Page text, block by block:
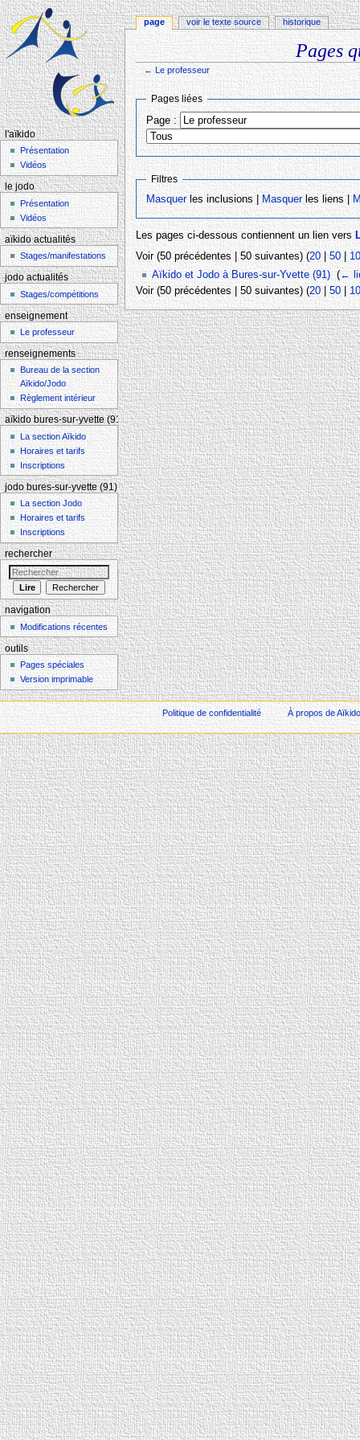
Pages
← Le professeur
Aller à : navigation , rechercher
Pages liées
Page :
Filtres
Masquerles inclusions | Masquerles liens |
Les pages ci-dessous contiennent un lien vers
Voir (50 précédentes | 50 suivantes) (20|50|
Aïkido et Jodo à Bures-sur-Yvette (91)‎ (←
Voir (50 précédentes | 50 suivantes) (20| 50|
page voir le texte source historique
l'aïkido
Présentation
Vidéos
le jodo
Présentation
Vidéos
aïkido actualités
Stages/manifestations
jodo actualités
Stages/compétitions
enseignement
Le professeur
renseignements
Bureau de la section
Aïkido/Jodo
Règlement intérieur
aïkido bures-sur-yvette (91)
La section Aïkido
Horaires et tarifs
Inscriptions
jodo bures-sur-yvette (91)
La section Jodo
Horaires et tarifs
Inscriptions
rechercher
navigation
Modifications récentes
outils
Pages spéciales
Version imprimable
Politique de confidentialité À propos de